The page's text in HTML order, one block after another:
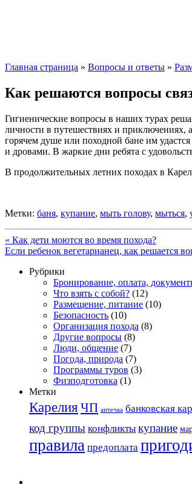
Главная страница » Вопросы и ответы »
Как решаются вопросы
Гигиенические вопросы в наших турах
личности в путешествиях и приключениях,
горячем душе или походной бане им
и дровами. В жаркие дни ребята с
В продолжительных летних походах в
Метки: баня, купание, мыть голову, мыться,
« Как дети моются во время похода?
Если ребенок вегетарианец, как решается
Рубрики
Бронирование, оплата,
Что взять с собой? (12)
Размещение, питание (10)
Безопасность (10)
Организация похода (8)
Другие вопросы (8)
Люди, общение (7)
Погода, природа (7)
Программы туров (3)
Физподготовка (1)
Метки
Карелия ЧП аптечка банковская
код группы конфликты купание
правила предоплата